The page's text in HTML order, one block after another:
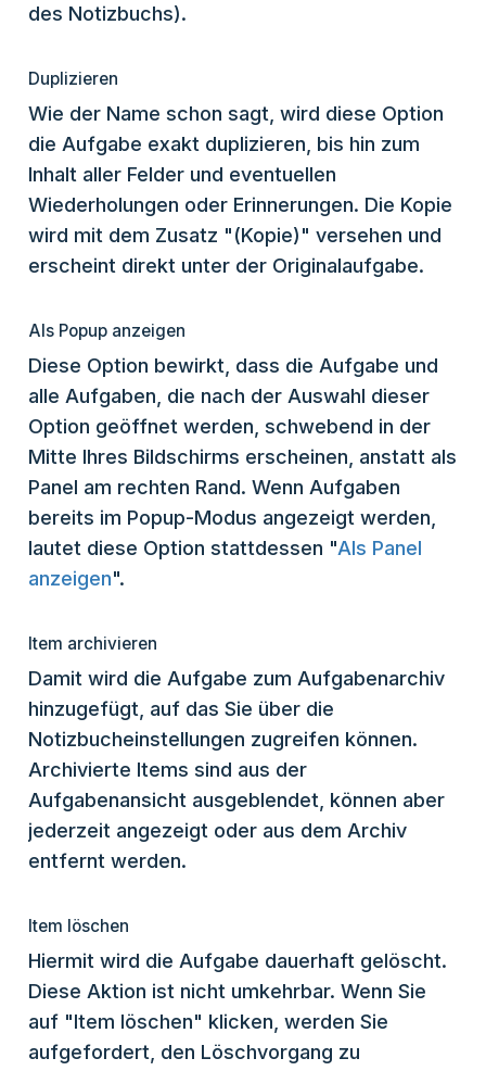
des Notizbuchs).
Duplizieren
Wie der Name schon sagt, wird diese Option
die Aufgabe exakt duplizieren, bis hin zum
Inhalt aller Felder und eventuellen
Wiederholungen oder Erinnerungen. Die Kopie
wird mit dem Zusatz "(Kopie)" versehen und
erscheint direkt unter der Originalaufgabe.
Als Popup anzeigen
Diese Option bewirkt, dass die Aufgabe und
alle Aufgaben, die nach der Auswahl dieser
Option geöffnet werden, schwebend in der
Mitte Ihres Bildschirms erscheinen, anstatt als
Panel am rechten Rand. Wenn Aufgaben
bereits im Popup-Modus angezeigt werden,
lautet diese Option stattdessen "Als Panel
anzeigen".
Item archivieren
Damit wird die Aufgabe zum Aufgabenarchiv
hinzugefügt, auf das Sie über die
Notizbucheinstellungen zugreifen können.
Archivierte Items sind aus der
Aufgabenansicht ausgeblendet, können aber
jederzeit angezeigt oder aus dem Archiv
entfernt werden.
Item löschen
Hiermit wird die Aufgabe dauerhaft gelöscht.
Diese Aktion ist nicht umkehrbar. Wenn Sie
auf "Item löschen" klicken, werden Sie
aufgefordert, den Löschvorgang zu